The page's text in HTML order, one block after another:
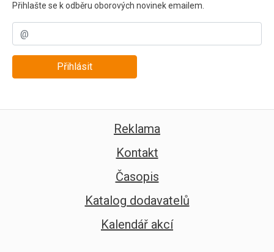
Přihlašte se k odběru oborových novinek emailem.
Přihlásit
Reklama
Kontakt
Časopis
Katalog dodavatelů
Kalendář akcí